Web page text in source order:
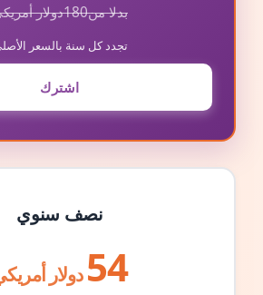
بدلا من180دولار
تجدد كل سنة بالسعر
اشترك
نصف سنوي
54 دولار